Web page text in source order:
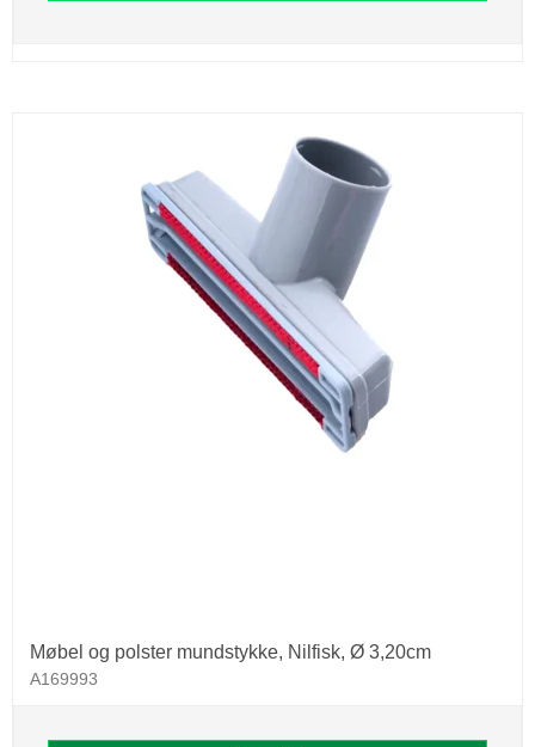
Møbel og polster mundstykke, Nilfisk, Ø 3,20cm
A169993